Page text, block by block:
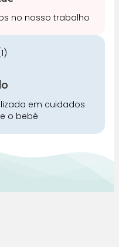
no nosso trabalho
em cuidados
o bebé